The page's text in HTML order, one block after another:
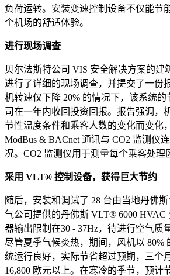
负荷运转。安装变速控制设备不仅能节
个机场的舒适体验。
进行现场调查
贝尔法斯特公司 VIS 安全解决方案的建
进行了详细的现场调查，并提交了一份
机转速仅下降 20% 的情况下，该系统
司在一年内收回投资回报。报告强调，
节性温度条件和乘客人数的变化而变化
ModBus & BACnet 通讯与 CO2 监测仪
况。CO2 监测仪用于测量每个乘客处理
采用 VLT® 控制设备，获得巨大节约
随后，安装和调试了 28 台由当地丹佛
气公司提供的丹佛斯 VLT® 6000 HVAC
器输出限制在30 - 37Hz，待进行空气质
尽管夏季气候炎热，期间，风机以 80%
统运行良好，实际节省超过预期，三个
16,800 欧元以上。在寒冷的季节，预计